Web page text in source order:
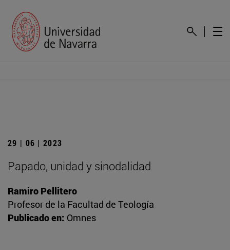
29 | 06 | 2023
Papado, unidad y sinodalidad
Ramiro Pellitero
Profesor de la Facultad de Teología
Publicado en: Omnes